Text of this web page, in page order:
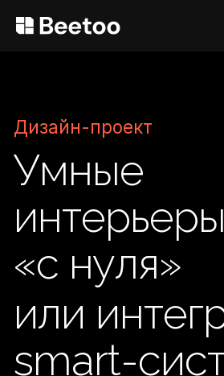
Умные
интерьеры
«с нуля»
или интеграция
smart-систем
в дизайн вашего
дома